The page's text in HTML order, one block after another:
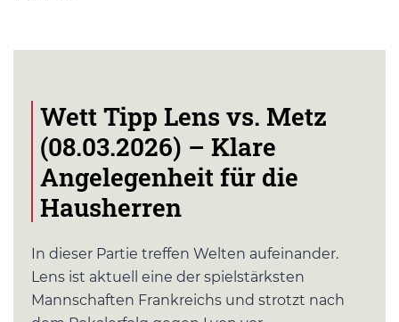
Wett Tipp Lens vs. Metz
(08.03.2026) – Klare
Angelegenheit für die
Hausherren
In dieser Partie treffen Welten aufeinander.
Lens ist aktuell eine der spielstärksten
Mannschaften Frankreichs und strotzt nach